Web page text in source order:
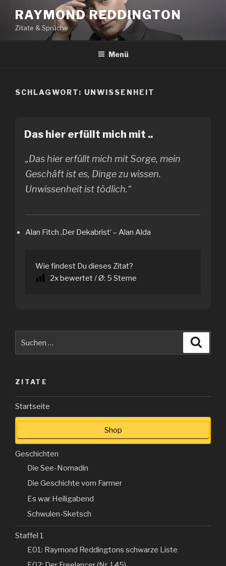
Inhalt
springen
RAYMOND REDDINGTON
Zitate & Sprüche
Menü
SCHLAGWORT: UNWISSENHEIT
Das hier erfüllt mich mit ..
„Das hier erfüllt mich mit Sorge, mein
Geschäft ist es, Dinge zu wissen.
Unwissenheit ist tödlich.“
Alan Fitch ‚Der Dekabrist‘ – Alan Alda
Wie findest Du dieses Zitat?
2x bewertet / Ø: 5 Sterne
nach:
ZITATE
Startseite
Shop
Geschichten
Die See-Nomadin
Die Geschichte vom Farmer
Es war Heiligabend
Schwulen-Sketsch
Staffel 1
E01: Raymond Reddingtons schwarze Liste